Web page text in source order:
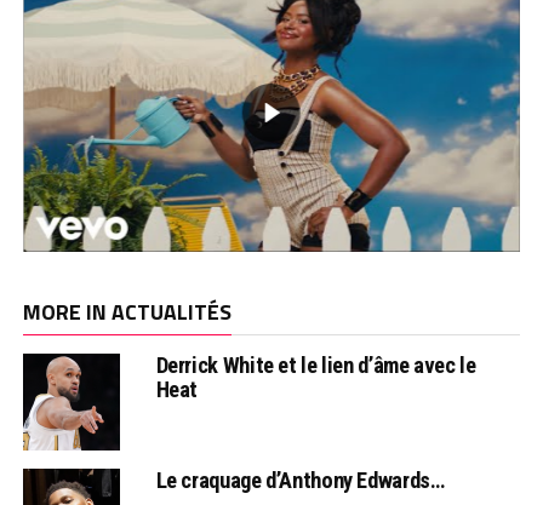
MORE IN ACTUALITÉS
Derrick White et le lien d’âme avec le
Heat
Le craquage d’Anthony Edwards…